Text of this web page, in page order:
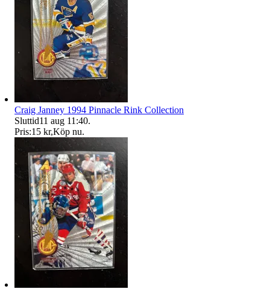
Craig Janney 1994 Pinnacle Rink Collection
Sluttid11 aug 11:40.
Pris:15 kr,Köp nu.